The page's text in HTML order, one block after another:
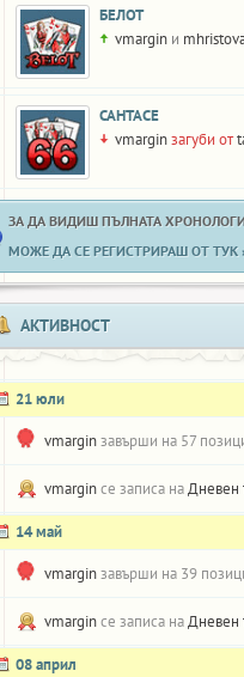
БЕЛОТ
vmargin и
САНТАСЕ
vmarginзагуби от
ЗА ДА ВИДИШ ПЪЛНАТА
МОЖЕ ДА СЕ РЕГИСТРИРАШ ОТ ТУК
АКТИВНОСТ
21 юли
vmarginзавърши на 57
vmarginсе записа наДневен
14 май
vmarginзавърши на 39
vmarginсе записа наДневен
08 април